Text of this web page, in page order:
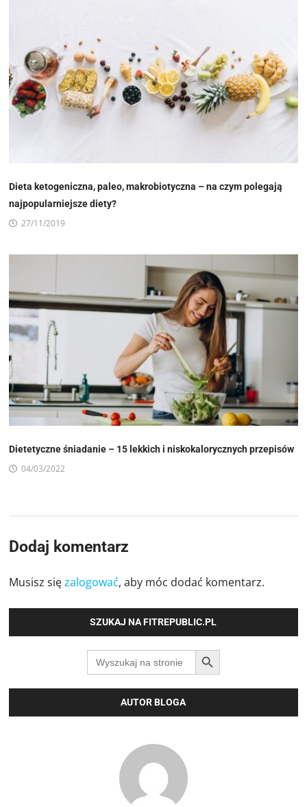
Dieta ketogeniczna, paleo, makrobiotyczna – na czym polegają
najpopularniejsze diety?
27/11/2019
Dietetyczne śniadanie – 15 lekkich i niskokalorycznych przepisów
04/03/2022
Dodaj komentarz
Musisz sięzalogować, aby móc dodać komentarz.
SZUKAJ NA FITREPUBLIC.PL
Search
for:
SEARCH BUTTON
AUTOR BLOGA